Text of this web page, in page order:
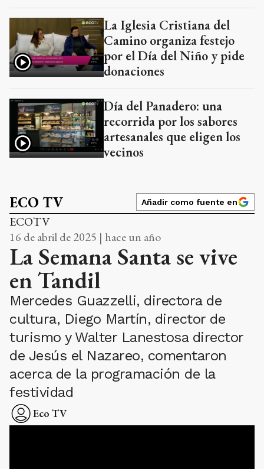
La Iglesia Cristiana del
Camino organiza festejo
por el Día del Niño y pide
donaciones
Día del Panadero: una
recorrida por los sabores
artesanales que eligen los
vecinos
ECO TV Añadir como fuente en
ECOTV
16 de abril de 2025 | hace un año
La Semana Santa se vive
en Tandil
Mercedes Guazzelli, directora de
cultura, Diego Martín, director de
turismo y Walter Lanestosa director
de Jesús el Nazareo, comentaron
acerca de la programación de la
festividad
Eco TV